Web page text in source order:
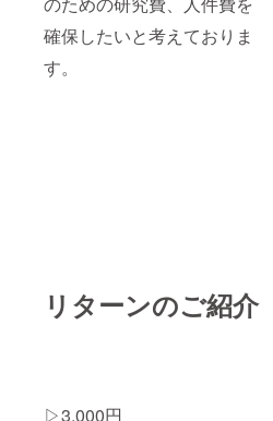
確保したいと考えておりま
す。
リターンのご紹介
▷3,000円